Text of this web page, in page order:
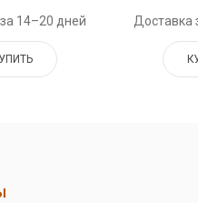
14–20 дней Доставка